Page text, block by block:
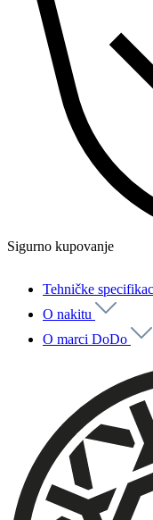
Sigurno kupovanje
Tehničke
O nakitu
O marci DoDo